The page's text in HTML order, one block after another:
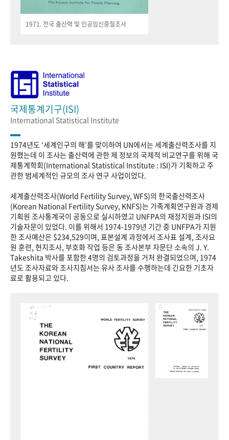
1971. 전국 출산력 및 인공임신중절조사
국제통계기구(ISI)
International Statistical Institute
1974년도 ‘세계인구의 해’를 맞이하여 UN에서는 세계출산력조사를 지
원했는데 이 조사는 출산력에 관한 제 정보의 국제적 비교연구를 위해 국
제통계학회(International Statistical Institute : ISI)가 기획하고 주
관한 범세계적인 규모의 조사 연구 사업이었다.
세계출산력조사(World Fertility Survey, WFS)의 한국출산력조사
(Korean National Fertility Survey, KNFS)는 가족계획연구원과 경제
기획원 조사통계국이 공동으로 실시하였고 UNFPA의 재정지원과 ISI의
기술자문이 있었다. 이를 위해서 1974-1979년 기간 중 UNFPA가 지원
한 조사예산은 $234,529이며, 표본설계 과정에서 조사표 설계, 조사요
원 훈련, 현지조사, 부호화 작업 등은 동 조사본부 자문단 소속의 J. Y.
Takeshita 박사를 포함한 4명의 검토과정을 거처 완결되었으며, 1974
년도 조사자료와 조사지침서는 유사 조사를 수행하는데 긴요한 기초자
료로 활용되고 있다.